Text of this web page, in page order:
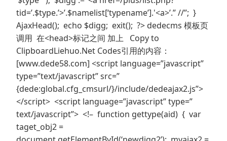
tid=’.$type.’>’.$namelist[‘typename’].'<a>’.” //”; }
AjaxHead(); echo $digg; exit(); ?> dedecms 模板页
调用 在<head>标记之间 加上 Copy to
ClipboardLiehuo.Net Codes引用的内容：
[www.dede58.com] <script language=”javascript”
type=”text/javascript” src=”
{dede:global.cfg_cmsurl/}/include/dedeajax2.js”>
</script> <script language=”javascript” type=”
text/javascript”> <!– function gettype(aid) { var
taget_obj2 =